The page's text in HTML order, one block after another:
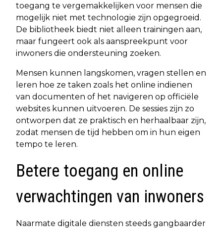
toegang te vergemakkelijken voor mensen die
mogelijk niet met technologie zijn opgegroeid.
De bibliotheek biedt niet alleen trainingen aan,
maar fungeert ook als aanspreekpunt voor
inwoners die ondersteuning zoeken.
Mensen kunnen langskomen, vragen stellen en
leren hoe ze taken zoals het online indienen
van documenten of het navigeren op officiële
websites kunnen uitvoeren. De sessies zijn zo
ontworpen dat ze praktisch en herhaalbaar zijn,
zodat mensen de tijd hebben om in hun eigen
tempo te leren.
Betere toegang en online
verwachtingen van inwoners
Naarmate digitale diensten steeds gangbaarder